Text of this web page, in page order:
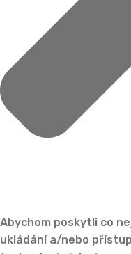
Abychom poskytli co
ukládání a/nebo